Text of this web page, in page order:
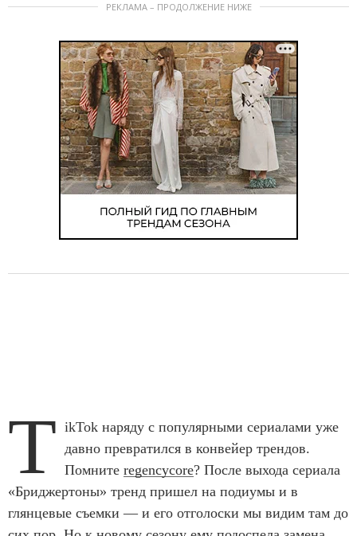
РЕКЛАМА – ПРОДОЛЖЕНИЕ НИЖЕ
T ikTok наряду с популярными сериалами уже
давно превратился в конвейер трендов.
Помните regencycore? После выхода сериала
«Бриджертоны» тренд пришел на подиумы и в
глянцевые съемки — и его отголоски мы видим там до